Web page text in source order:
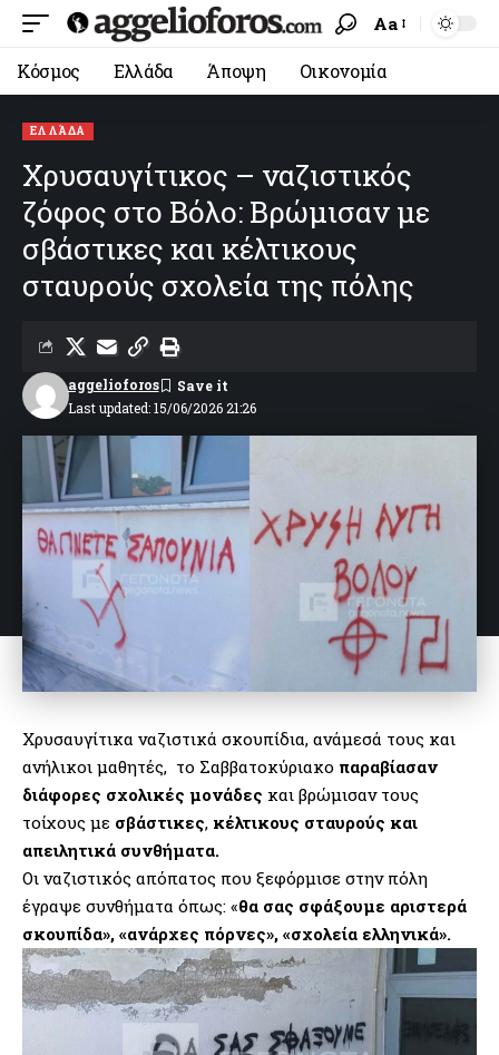
Aa
Κόσμος Ελλάδα Άποψη Οικονομία
ΕΛΛΆΔΑ
Χρυσαυγίτικος – ναζιστικός
ζόφος στο Βόλο: Βρώμισαν με
σβάστικες και κέλτικους
σταυρούς σχολεία της πόλης
Last updated: 15/06/2026 21:26
aggelioforos
Χρυσαυγίτικα ναζιστικά σκουπίδια, ανάμεσά τους και
ανήλικοι μαθητές, το Σαββατοκύριακο παραβίασαν
διάφορες σχολικές μονάδες και βρώμισαν τους
τοίχους με σβάστικες, κέλτικους σταυρούς και
απειλητικά συνθήματα.
Οι ναζιστικός απόπατος που ξεφόρμισε στην πόλη
έγραψε συνθήματα όπως: «θα σας σφάξουμε αριστερά
σκουπίδα», «ανάρχες πόρνες», «σχολεία ελληνικά».